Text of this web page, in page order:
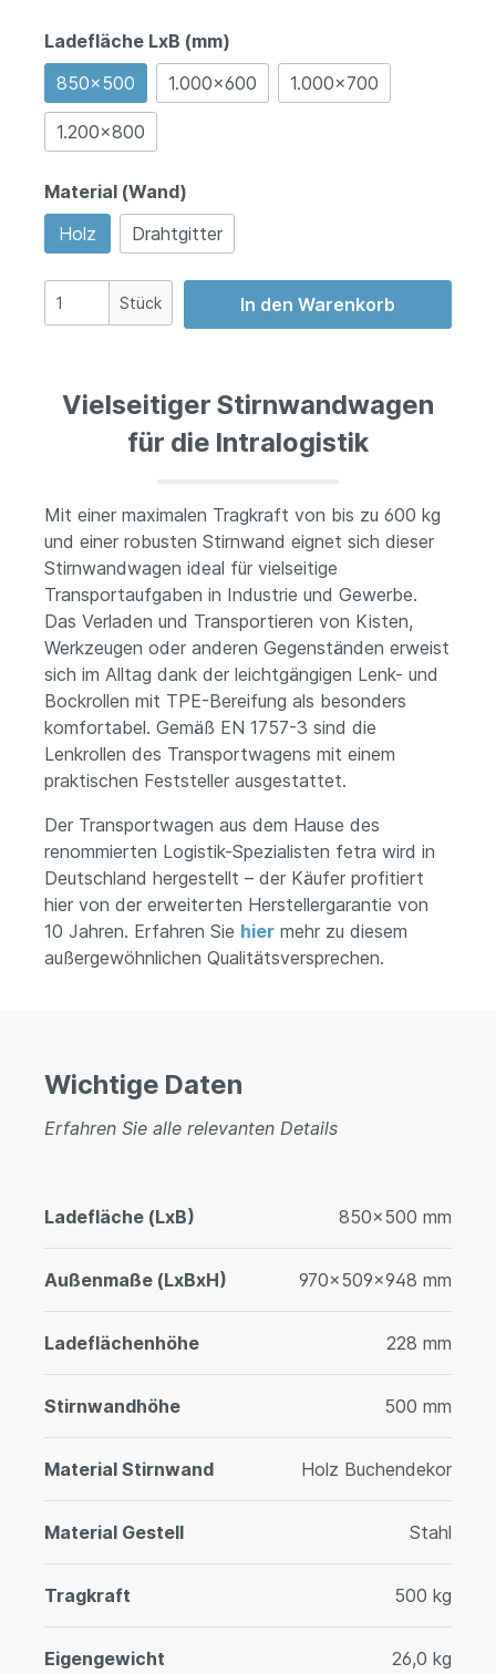
Ladefläche LxB (mm)
850x500
1.000x600 1.000x700
1.200x800
Material (Wand)
Holz
Drahtgitter
Stück In den Warenkorb
Vielseitiger Stirnwandwagen
für die Intralogistik
Mit einer maximalen Tragkraft von bis zu 600 kg
und einer robusten Stirnwand eignet sich dieser
Stirnwandwagen ideal für vielseitige
Transportaufgaben in Industrie und Gewerbe.
Das Verladen und Transportieren von Kisten,
Werkzeugen oder anderen Gegenständen erweist
sich im Alltag dank der leichtgängigen Lenk- und
Bockrollen mit TPE-Bereifung als besonders
komfortabel. Gemäß EN 1757-3 sind die
Lenkrollen des Transportwagens mit einem
praktischen Feststeller ausgestattet.
Der Transportwagen aus dem Hause des
renommierten Logistik-Spezialisten fetra wird in
Deutschland hergestellt – der Käufer profitiert
hier von der erweiterten Herstellergarantie von
10 Jahren. Erfahren Sie hier mehr zu diesem
außergewöhnlichen Qualitätsversprechen.
Wichtige Daten
Erfahren Sie alle relevanten Details
Ladefläche (LxB) 850x500 mm
Außenmaße (LxBxH) 970x509x948 mm
Ladeflächenhöhe 228 mm
Stirnwandhöhe 500 mm
Material Stirnwand Holz Buchendekor
Material Gestell Stahl
Tragkraft 500 kg
Eigengewicht 26,0 kg